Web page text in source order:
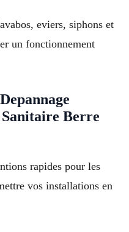
eviers, siphons et
un fonctionnement
Berre
rapides pour les
vos installations en